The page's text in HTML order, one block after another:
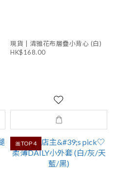
現貨 | 清雅花布層疊小背心 (白)
HK$168.00
🎀TOP 4